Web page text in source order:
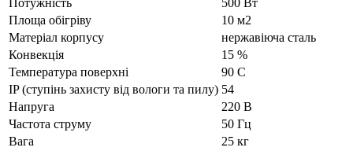
Потужність
500 Вт
Площа обігріву
10 м2
Матеріал корпусу
нержавіюча сталь
Конвекція
15 %
Температура поверхні
90 С
IP (ступінь захисту від вологи та пилу) 54
Напруга
220 В
Частота струму
50 Гц
Вага
25 кг